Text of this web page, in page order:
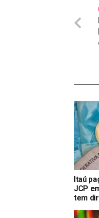
Itaú
JCP
tem